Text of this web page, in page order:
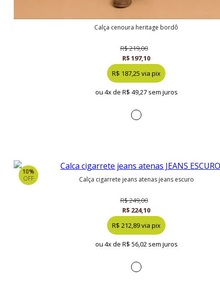
calça cenoura heritage bordô
R$ 219,00
R$ 197,10
R$ 187,25 via pix
ou 4x de R$ 49,27 sem juros
10%
OFF
calça cigarrete jeans atenas jeans escuro
R$ 249,00
R$ 224,10
R$ 212,89 via pix
ou 4x de R$ 56,02 sem juros